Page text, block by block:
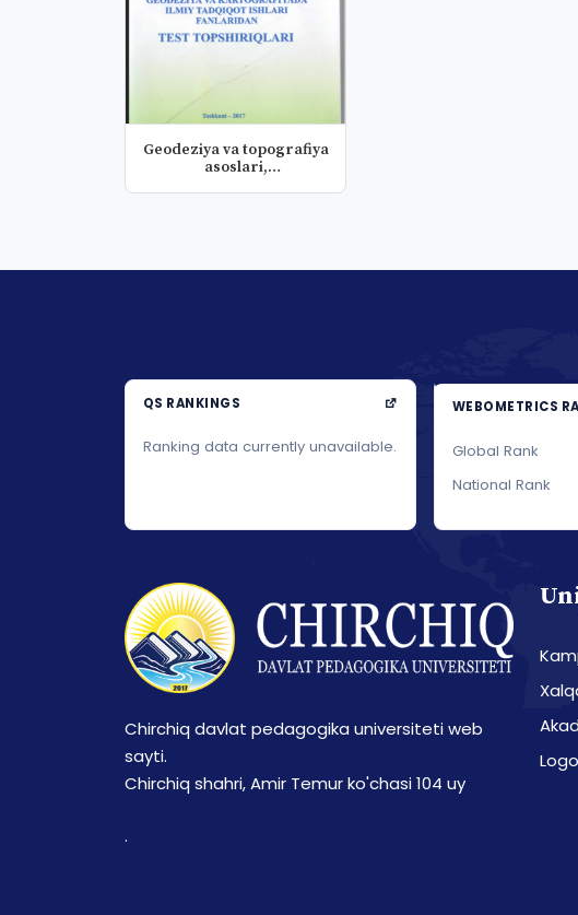
Geodeziya va topografiya
asoslari,
QS RANKINGS
Ranking data currently unavailable.
WEBOMETRICS
Global Rank
National Rank
Chirchiq davlat pedagogika universiteti web
sayti.
Chirchiq shahri, Amir Temur ko'chasi 104 uy
.
Logo